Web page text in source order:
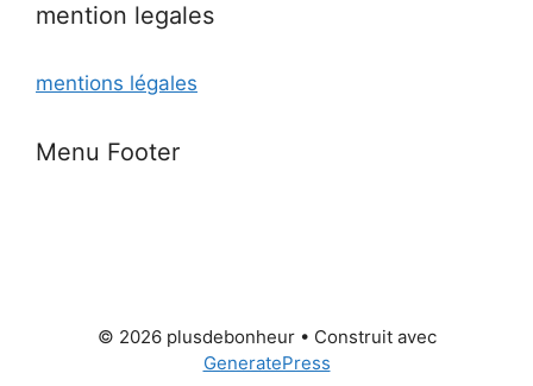
mention legales
mentions légales
Menu Footer
© 2026 plusdebonheur• Construit avec
GeneratePress